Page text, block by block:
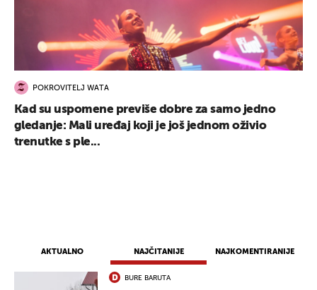
AKTUALNO NAJČITANIJE NAJKOMENTIRANIJE
BURE BARUTA
POKROVITELJ WATA
Kad su uspomene previše dobre za samo jedno
gledanje: Mali uređaj koji je još jednom oživio
trenutke s ple...